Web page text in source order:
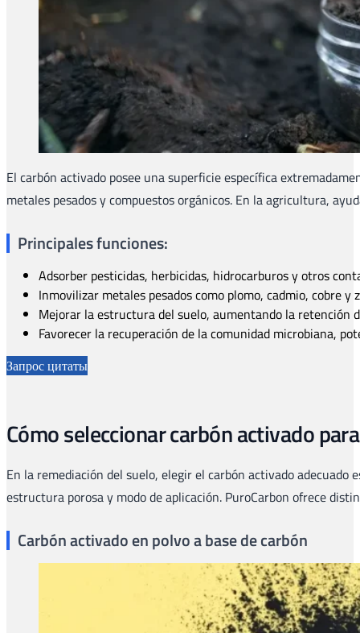
El carbón activado posee una superficie específica
metales pesados y compuestos orgánicos. En la agricultura,
Principales funciones:
Adsorber pesticidas, herbicidas, hidrocarburos y otros
Inmovilizar metales pesados como plomo, cadmio, cobre y
Mejorar la estructura del suelo, aumentando la retención
Favorecer la recuperación de la comunidad microbiana,
Запрос цитаты
Cómo seleccionar carbón activado
En la remediación del suelo, elegir el carbón activado
estructura porosa y modo de aplicación. PuroCarbon ofrece
Carbón activado en polvo a base de carbón